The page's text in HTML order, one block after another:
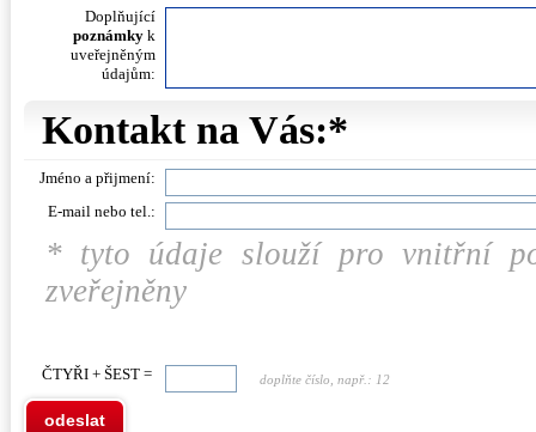
Doplňující
poznámky k
uveřejněným
údajům:
Kontakt na Vás:*
Jméno a přijmení:
E-mail nebo tel.:
* tyto údaje slouží pro vnitřní
zveřejněny
ČTYŘI + ŠEST = doplňte číslo, např.: 12
odeslat